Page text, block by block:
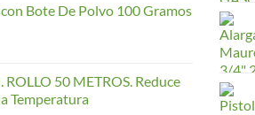
Bote De Polvo 100 Gramos
50 METROS. Reduce
Temperatura